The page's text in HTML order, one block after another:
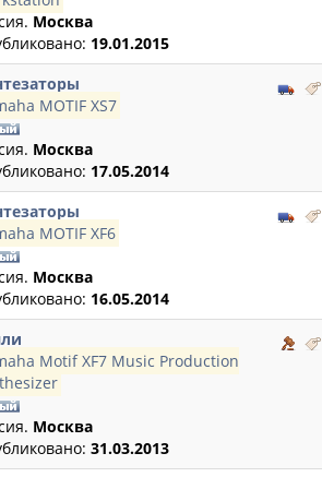
Москва
19.01.2015
MOTIF XS7
Москва
17.05.2014
MOTIF XF6
Москва
16.05.2014
Motif XF7 Music Production
Москва
31.03.2013